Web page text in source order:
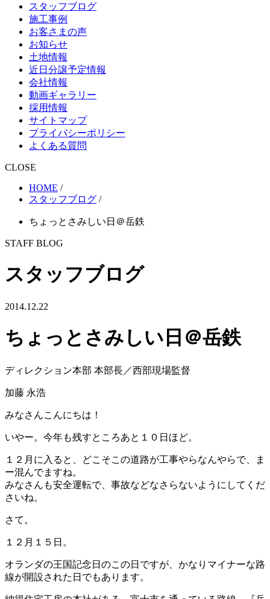
スタッフブログ
施工事例
お客さまの声
お知らせ
土地情報
近日分譲予定情報
会社情報
動画ギャラリー
採用情報
サイトマップ
プライバシーポリシー
よくある質問
CLOSE
HOME /
スタッフブログ /
ちょっとさみしい日＠岳鉄
STAFF BLOG
スタッフブログ
2014.12.22
ちょっとさみしい日＠岳鉄
ディレクション本部 本部長／西部現場監督
加藤 永浩
みなさんこんにちは！
いやー。今年も残すところあと１０日ほど。
１２月に入ると、どこそこの道路が工事やらなんやらで、ま
ー混んでますね。
みなさんも安全運転で、事故などなさらないようにしてくだ
さいね。
さて。
１２月１５日。
オランダの王国記念日のこの日ですが、かなりマイナーな路
線が開設された日でもあります。